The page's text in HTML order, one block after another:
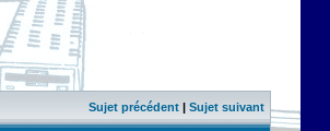
Sujet précédent | Sujet suivant